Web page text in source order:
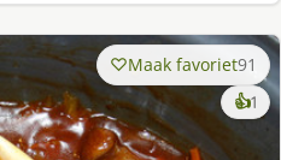
Maak favoriet91
👍1